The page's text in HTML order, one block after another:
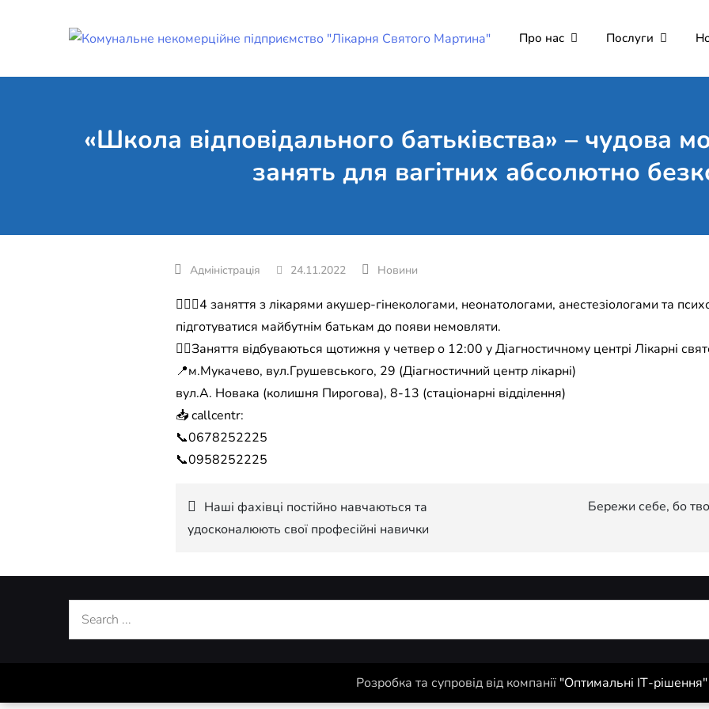
Комунальне
"Лікарня
Поліклініка Мукачево
Про нас Послуги
«Школа відповідального батьківства» – чудова
занять для вагітних абсолютно
24.11.2022 Новини
👩🏻‍⚕️4 заняття з лікарями акушер-гінекологами, неонатологами, анестезіологами та
підготуватися майбутнім батькам до появи немовляти.
☝🏻Заняття відбуваються щотижня у четвер о 12:00 у Діагностичному центрі Лікарні
📍м.Мукачево, вул.Грушевського, 29 (Діагностичний центр лікарні)
вул.А. Новака (колишня Пирогова), 8-13 (стаціонарні відділення)
📥 callcentr:
📞0678252225
📞0958252225
Навігація
Наші фахівці постійно навчаються та
удосконалюють свої професійні навички
Бережи себе, бо
Search
Розробка та супровід від компанії "Оптимальні ІТ-рішення"